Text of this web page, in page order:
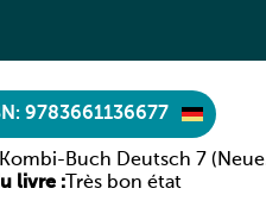
9783661136677
Kombi-Buch Deutsch 7 (Neue
Ausgabe Luxemburg)
livre : Très bon état